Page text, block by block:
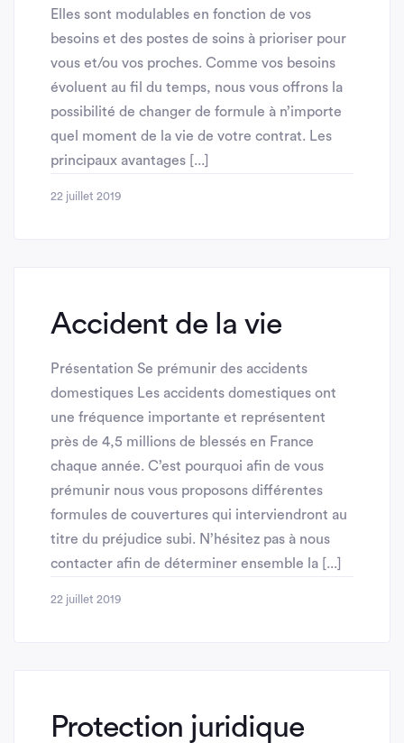
Elles sont modulables en fonction de vos
besoins et des postes de soins à prioriser pour
vous et/ou vos proches. Comme vos besoins
évoluent au fil du temps, nous vous offrons la
possibilité de changer de formule à n’importe
quel moment de la vie de votre contrat. Les
principaux avantages [...]
22 juillet 2019
Accident de la vie
Présentation Se prémunir des accidents
domestiques Les accidents domestiques ont
une fréquence importante et représentent
près de 4,5 millions de blessés en France
chaque année. C’est pourquoi afin de vous
prémunir nous vous proposons différentes
formules de couvertures qui interviendront au
titre du préjudice subi. N’hésitez pas à nous
contacter afin de déterminer ensemble la [...]
22 juillet 2019
Protection juridique